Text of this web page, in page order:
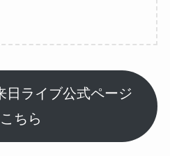
ライブ公式ページ
ちら